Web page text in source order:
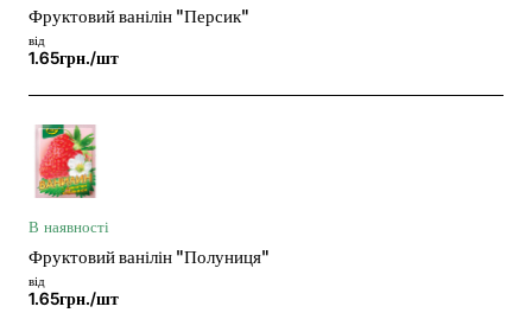
Фруктовий ванілін "Персик"
від
1.65грн./шт
В наявності
Фруктовий ванілін "Полуниця"
від
1.65грн./шт